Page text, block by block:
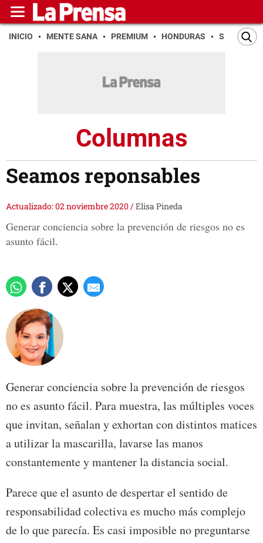
INICIO MENTE SANA PREMIUM HONDURAS SAN PEDRO
Columnas
Seamos reponsables
Actualizado: 02 noviembre 2020/Elisa Pineda
Generar conciencia sobre la prevención de riesgos no es
asunto fácil.
Generar conciencia sobre la prevención de riesgos
no es asunto fácil. Para muestra, las múltiples voces
que invitan, señalan y exhortan con distintos matices
a utilizar la mascarilla, lavarse las manos
constantemente y mantener la distancia social.
Parece que el asunto de despertar el sentido de
responsabilidad colectiva es mucho más complejo
de lo que parecía. Es casi imposible no preguntarse